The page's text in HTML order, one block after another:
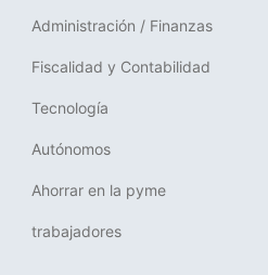
Administración / Finanzas
Fiscalidad y Contabilidad
Tecnología
Autónomos
Ahorrar en la pyme
trabajadores